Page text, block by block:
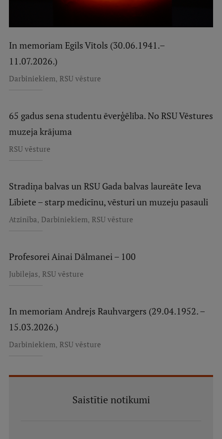
Starptautiskā sadarbība
Mobilitātes programmas
Starptautiskie projekti
EURAXESS RSU kontaktpunkts
EATRIS koordinators Latvijā
In memoriam Egils Vītols (30.06.1941.–
11.07.2026.)
Darbiniekiem, RSU vēsture
65 gadus sena studentu ēverģēlība. No RSU Vēstures
muzeja krājuma
RSU vēsture
Stradiņa balvas un RSU Gada balvas laureāte Ieva
Lībiete – starp medicīnu, vēsturi un muzeju pasauli
Atzinība, Darbiniekiem, RSU vēsture
Profesorei Ainai Dālmanei – 100
Jubilejas, RSU vēsture
In memoriam Andrejs Rauhvargers (29.04.1952. –
15.03.2026.)
Darbiniekiem, RSU vēsture
Saistītie notikumi